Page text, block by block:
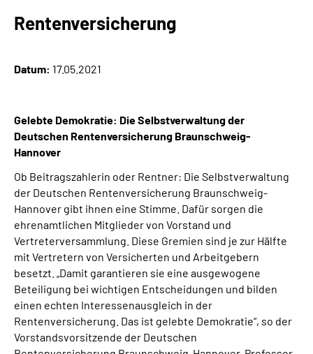
Inhalte in Gebärdensprache (DGS)
Leichte Sprache
Suche
Mein Kundenportal
Rentenversicherung
Datum: 17.05.2021
Gelebte Demokratie: Die Selbstverwaltung der
Deutschen Rentenversicherung Braunschweig-
Hannover
Ob Beitragszahlerin oder Rentner: Die Selbstverwaltung
der Deutschen Rentenversicherung Braunschweig-
Hannover gibt ihnen eine Stimme. Dafür sorgen die
ehrenamtlichen Mitglieder von Vorstand und
Vertreterversammlung. Diese Gremien sind je zur Hälfte
mit Vertretern von Versicherten und Arbeitgebern
besetzt. „Damit garantieren sie eine ausgewogene
Beteiligung bei wichtigen Entscheidungen und bilden
einen echten Interessenausgleich in der
Rentenversicherung. Das ist gelebte Demokratie“, so der
Vorstandsvorsitzende der Deutschen